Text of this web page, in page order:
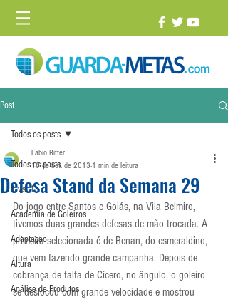
Post
Todos os posts
1 vs. 1
Academia de Goleiros
Adaptação
Altura
Análise de Produtos
Todos os posts
Defesa Stand da Semana 29
Fabio Ritter
10 de set. de 2013 1 min de leitura
Do jogo entre Santos e Goiás, na Vila Belmiro,
tivemos duas grandes defesas de mão trocada. A
primeira selecionada é de Renan, do esmeraldino,
que vem fazendo grande campanha. Depois de
cobrança de falta de Cícero, no ângulo, o goleiro
se deslocou com grande velocidade e mostrou